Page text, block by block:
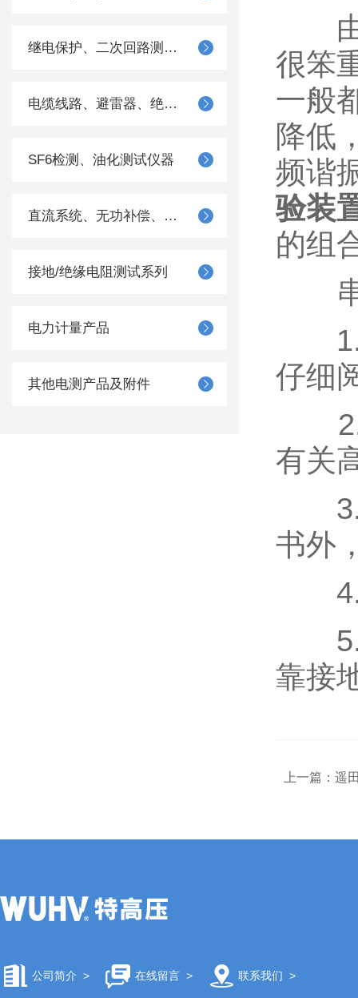
继电保护、二次回路测试仪器
电缆线路、避雷器、绝缘子测试仪器
SF6检测、油化测试仪器
直流系统、无功补偿、电池电机检测仪器
接地/绝缘电阻测试系列
电力计量产品
其他电测产品及附件
由
很笨
一般
降低
频谐
验装
的组
串
1.
仔细
2.
有关
3.
书外
4.
5.
靠接
上一篇： 遥
公司简介 > 在线留言> 联系我们 >